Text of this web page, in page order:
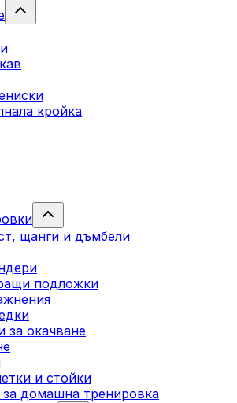
кройка
щанги и дъмбели
подложки
за окачване
и стойки
за домашна тренировка